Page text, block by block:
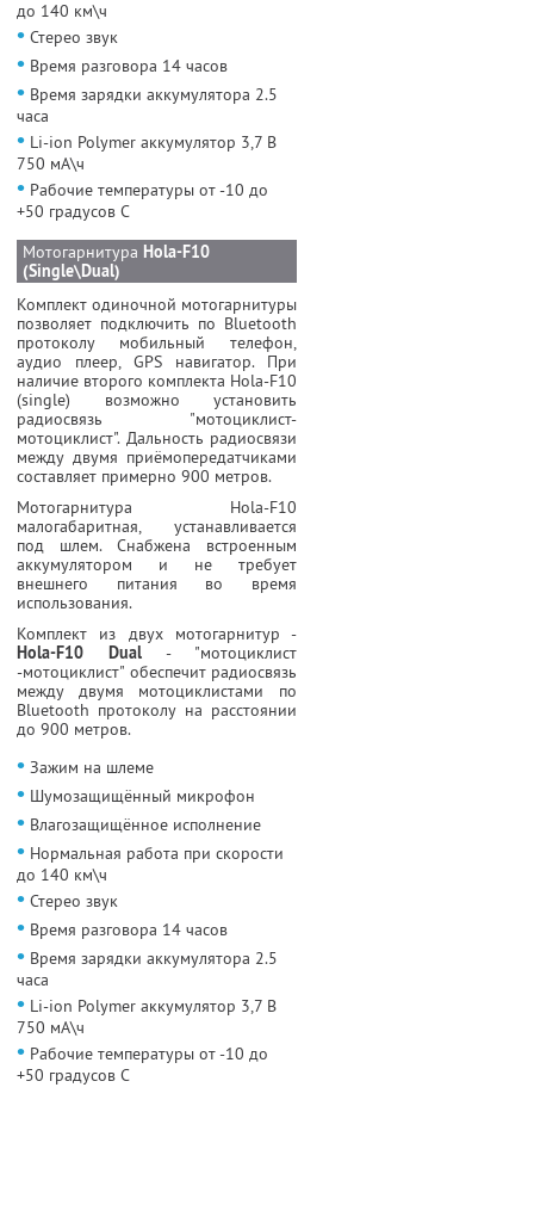
до 140 км\ч
• Стерео звук
• Время разговора 14 часов
• Время зарядки аккумулятора 2.5
часа
• Li-ion Polymer аккумулятор 3,7 В
750 мА\ч
• Рабочие температуры от -10 до
+50 градусов С
Мотогарнитура Hola-F10
(Single\Dual)
Комплект одиночной мотогарнитуры
позволяет подключить по Bluetooth
протоколу мобильный телефон,
аудио плеер, GPS навигатор. При
наличие второго комплекта Hola-F10
(single) возможно установить
радиосвязь "мотоциклист-
мотоциклист". Дальность радиосвязи
между двумя приёмопередатчиками
составляет примерно 900 метров.
Мотогарнитура Hola-F10
малогабаритная, устанавливается
под шлем. Снабжена встроенным
аккумулятором и не требует
внешнего питания во время
использования.
Комплект из двух мотогарнитур -
Hola-F10 Dual - "мотоциклист
-мотоциклист" обеспечит радиосвязь
между двумя мотоциклистами по
Bluetooth протоколу на расстоянии
до 900 метров.
• Зажим на шлеме
• Шумозащищённый микрофон
• Влагозащищённое исполнение
• Нормальная работа при скорости
до 140 км\ч
• Стерео звук
• Время разговора 14 часов
• Время зарядки аккумулятора 2.5
часа
• Li-ion Polymer аккумулятор 3,7 В
750 мА\ч
• Рабочие температуры от -10 до
+50 градусов С